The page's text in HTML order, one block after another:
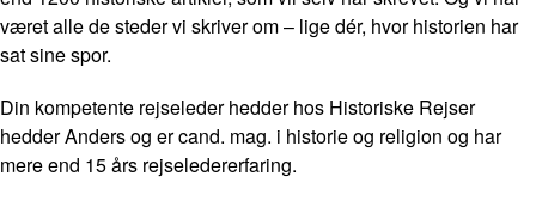
været alle de steder vi skriver om – lige dér, hvor historien har
sat sine spor.
Din kompetente rejseleder hedder hos Historiske Rejser
hedder Anders og er cand. mag. i historie og religion og har
mere end 15 års rejseledererfaring.